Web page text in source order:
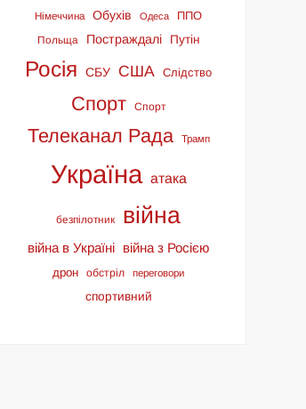
Німеччина Обухів Одеса ППО
Польща Постраждалі Путін
Росія СБУ США Слідство
Спорт Спорт
Телеканал Рада Трамп
Україна атака
безпілотник війна
війна в Україні війна з Росією
дрон обстріл переговори
спортивний